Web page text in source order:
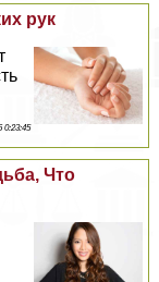
рук
0:23:45
Что